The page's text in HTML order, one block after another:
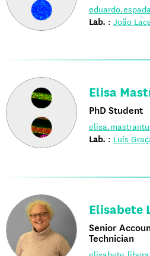
Lab. : João
Elisa
PhD Student
Lab. : Luís
Elisabete
Senior
Technician